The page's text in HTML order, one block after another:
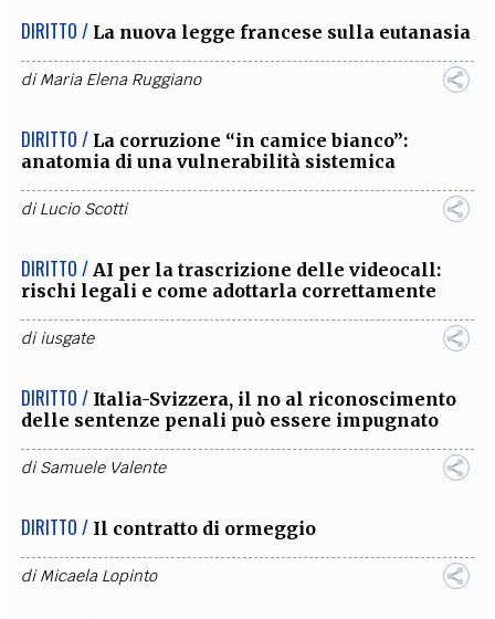
DIRITTO / La nuova legge francese sulla eutanasia
diMaria Elena Ruggiano
DIRITTO / La corruzione “in camice bianco”:
anatomia di una vulnerabilità sistemica
diLucio Scotti
DIRITTO / AI per la trascrizione delle videocall:
rischi legali e come adottarla correttamente
diiusgate
DIRITTO / Italia-Svizzera, il no al riconoscimento
delle sentenze penali può essere impugnato
diSamuele Valente
DIRITTO / Il contratto di ormeggio
diMicaela Lopinto